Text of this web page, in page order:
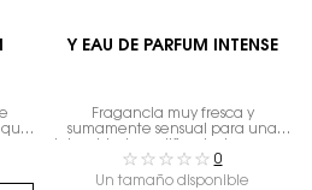
Y EAU DE PARFUM INTENSE
Fragancia muy fresca y
sumamente sensual para una
fragancia de la realización
personal.
0
Un tamaño disponible